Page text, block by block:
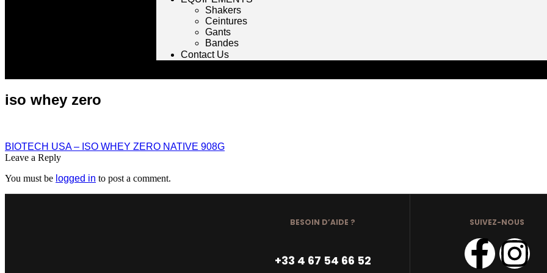
Shakers
Ceintures
Gants
Bandes
Contact Us
iso whey zero
BIOTECH USA – ISO WHEY ZERO NATIVE 908G
Leave a Reply
You must be logged in to post a comment.
BESOIN D’AIDE ?
+33 4 67 54 66 52
SUIVEZ-NOUS